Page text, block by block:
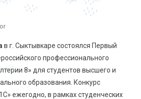
в г. Сыктывкаре состоялся Первый
профессионального
8» для студентов высшего и
образования. Конкурс
ежегодно, в рамках студенческих